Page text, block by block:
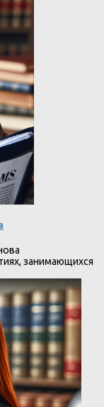
занимающихся